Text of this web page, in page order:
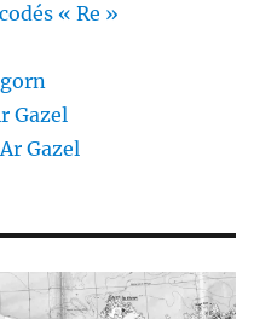
« Re »
Gazel
Gazel